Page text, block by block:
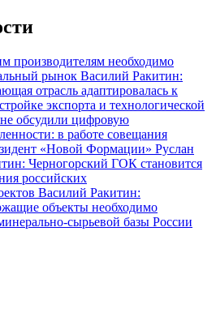
производителям необходимо
рынок Василий Ракитин:
отрасль адаптировалась к
экспорта и технологической
обсудили цифровую
в работе совещания
«Новой Формации» Руслан
Черногорский ГОК становится
российских
Василий Ракитин:
объекты необходимо
сырьевой базы России